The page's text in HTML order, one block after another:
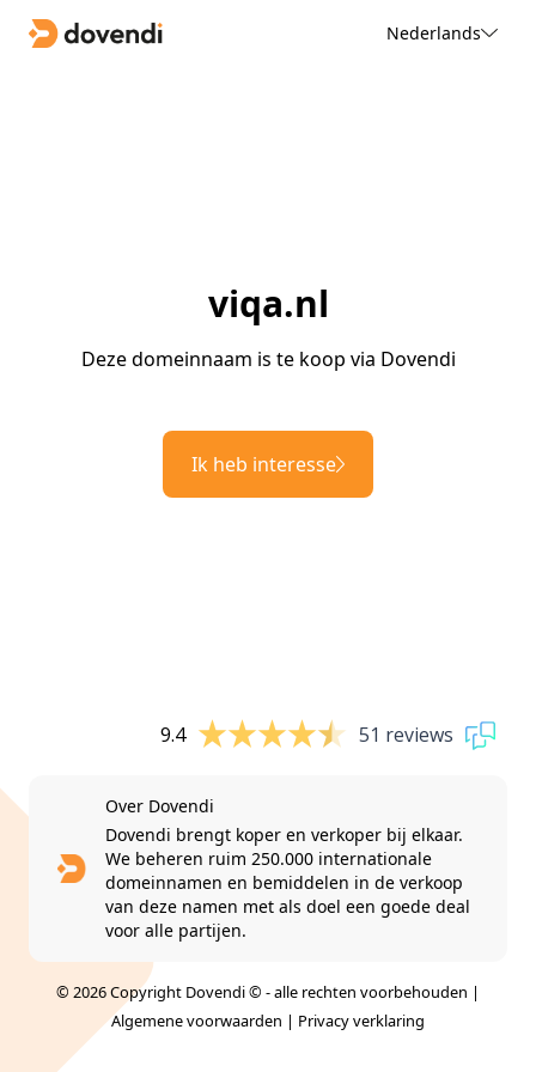
Nederlands
viqa.nl
Deze domeinnaam is te koop via Dovendi
Ik heb interesse
9.4 51 reviews
Over Dovendi
Dovendi brengt koper en verkoper bij elkaar.
We beheren ruim 250.000 internationale
domeinnamen en bemiddelen in de verkoop
van deze namen met als doel een goede deal
voor alle partijen.
© 2026 Copyright Dovendi © - alle rechten voorbehouden |
Algemene voorwaarden | Privacy verklaring